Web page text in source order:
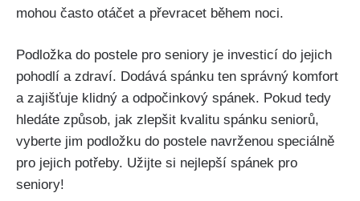
mohou často otáčet a převracet ⁣během noci.
Podložka do⁤ postele​ pro⁣ seniory je ⁣investicí do jejich
pohodlí a zdraví. Dodává spánku ten správný komfort⁣
a zajišťuje klidný⁢ a ⁣odpočinkový spánek. Pokud tedy
hledáte způsob, jak zlepšit kvalitu ⁣spánku ⁢seniorů,
vyberte jim podložku do postele navrženou speciálně
pro jejich⁢ potřeby.⁣ Užijte si nejlepší spánek pro
seniory!